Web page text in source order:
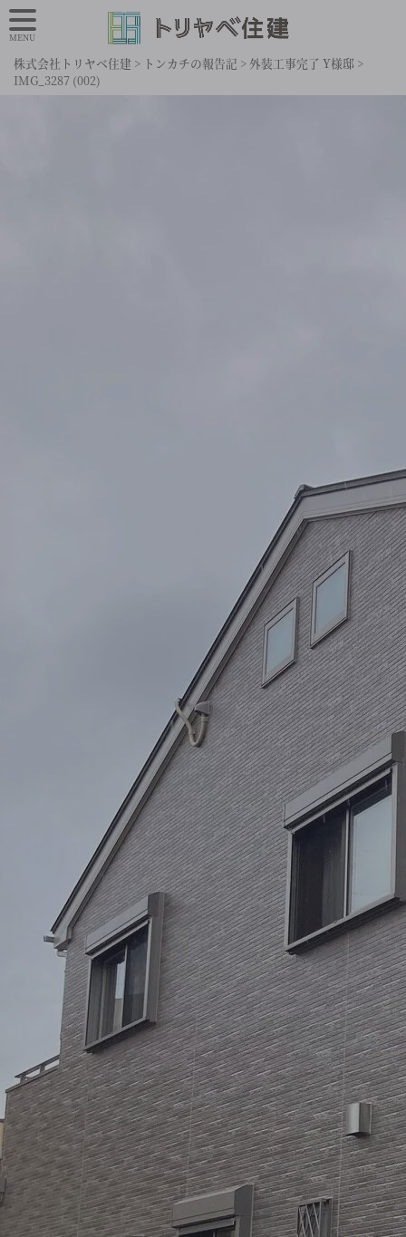
株式会社トリヤベ住建 > トンカチの報告記 > 外装工事完了 Y様邸 >
IMG_3287 (002)
MENU